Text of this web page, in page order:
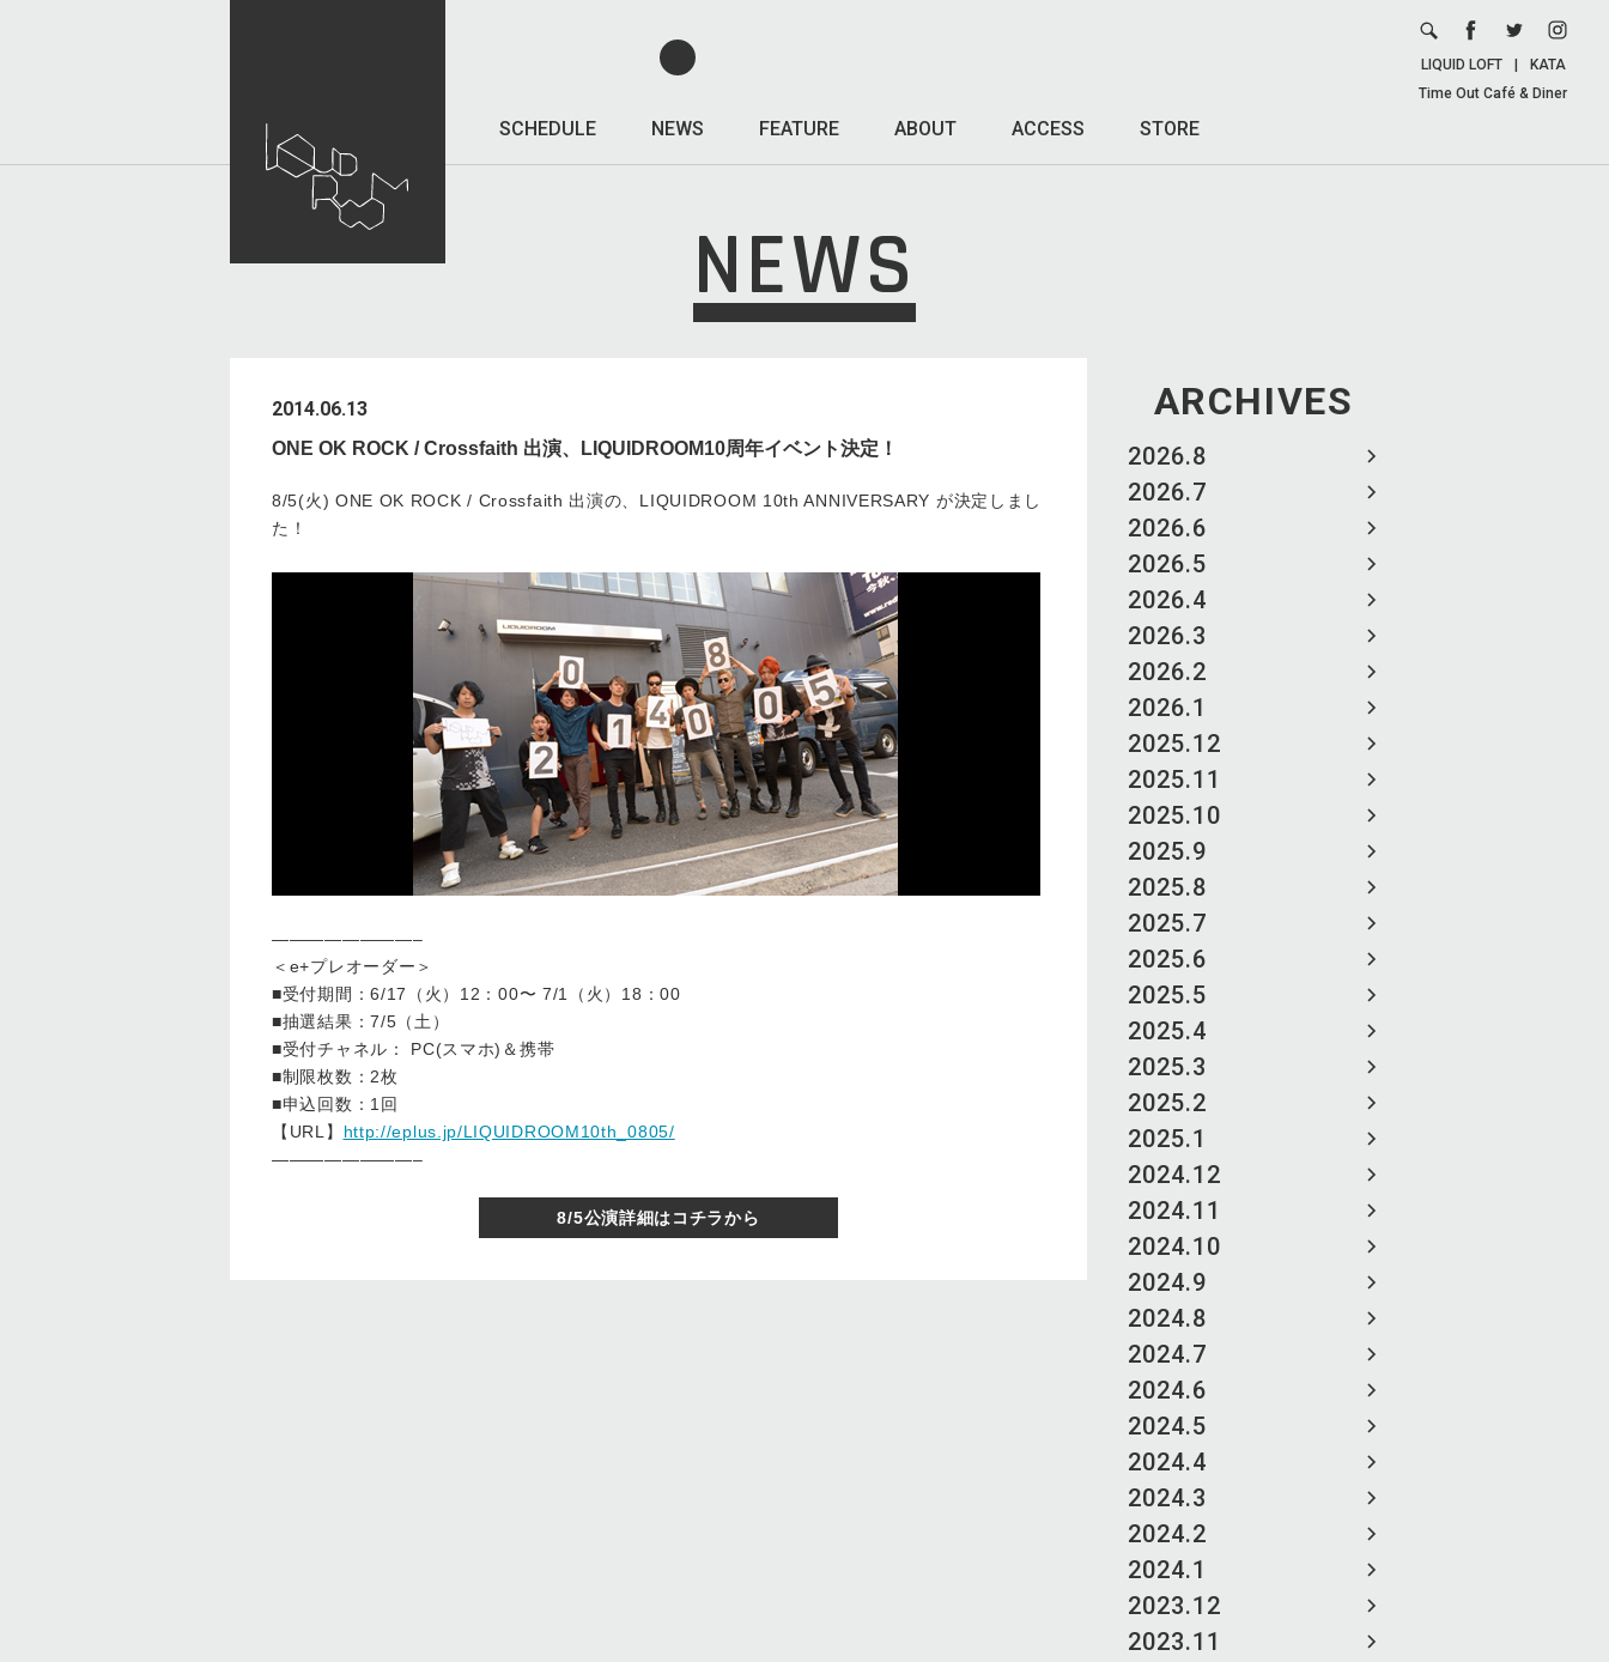
SCHEDULE NEWS FEATURE ABOUT ACCESS STORE
LIQUID LOFT
KATA
Time Out Café & Diner
NEWS
ARCHIVES
2026.8
2026.7
2026.6
2026.5
2026.4
2026.3
2026.2
2026.1
2025.12
2025.11
2025.10
2025.9
2025.8
2025.7
2025.6
2025.5
2025.4
2025.3
2025.2
2025.1
2024.12
2024.11
2024.10
2024.9
2024.8
2024.7
2024.6
2024.5
2024.4
2024.3
2024.2
2024.1
2023.12
2023.11
2014.06.13
ONE OK ROCK / Crossfaith 出演、LIQUIDROOM10周年イベント決定！
8/5(火) ONE OK ROCK / Crossfaith 出演の、LIQUIDROOM 10th ANNIVERSARY が決定しまし
た！
————————–
＜e+プレオーダー＞
■受付期間：6/17（火）12：00〜 7/1（火）18：00
■抽選結果：7/5（土）
■受付チャネル： PC(スマホ)＆携帯
■制限枚数：2枚
■申込回数：1回
【URL】 http://eplus.jp/LIQUIDROOM10th_0805/
————————–
8/5公演詳細はコチラから